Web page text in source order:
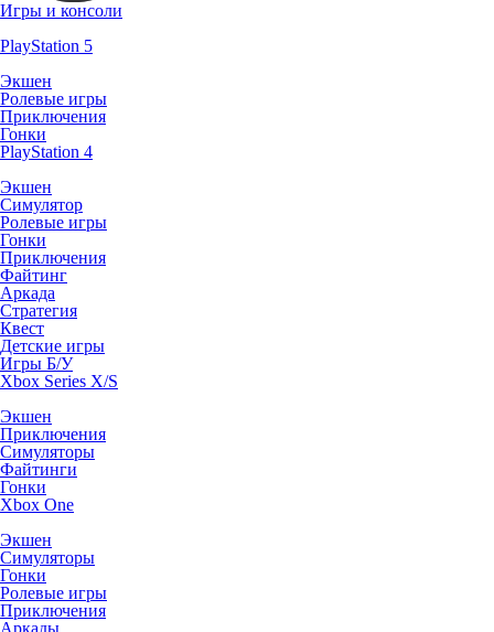
Игры и консоли
PlayStation 5
Экшен
Ролевые игры
Приключения
Гонки
PlayStation 4
Экшен
Симулятор
Ролевые игры
Гонки
Приключения
Файтинг
Аркада
Стратегия
Квест
Детские игры
Игры Б/У
Xbox Series X/S
Экшен
Приключения
Симуляторы
Файтинги
Гонки
Xbox One
Экшен
Симуляторы
Гонки
Ролевые игры
Приключения
Аркады